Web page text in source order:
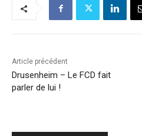
Article précédent
Drusenheim – Le FCD fait
parler de lui !